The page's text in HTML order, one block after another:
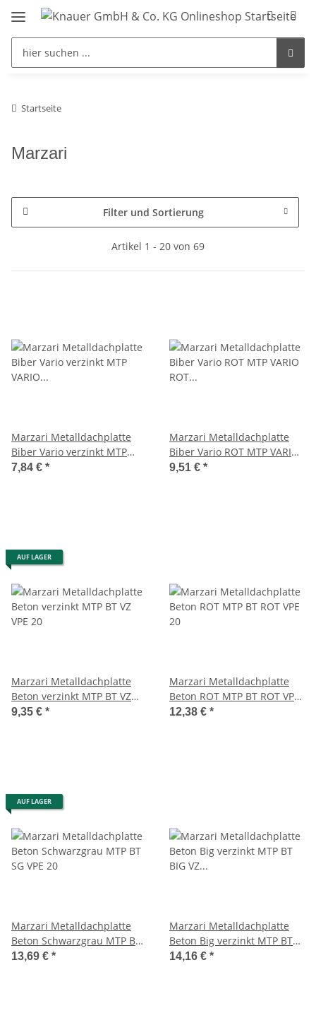
Startseite
Marzari
Filter und Sortierung
Artikel 1 - 20 von 69
Marzari Metalldachplatte
Biber Vario verzinkt MTP
VARIO VZ VPE 30
7,84 € *
Marzari Metalldachplatte
Biber Vario ROT MTP VARIO
ROT VPE 30
9,51 € *
AUF LAGER
Marzari Metalldachplatte
Beton verzinkt MTP BT VZ
VPE 20
9,35 € *
Marzari Metalldachplatte
Beton ROT MTP BT ROT VPE
20
12,38 € *
AUF LAGER
Marzari Metalldachplatte
Beton Schwarzgrau MTP BT
SG VPE 20
13,69 € *
Marzari Metalldachplatte
Beton Big verzinkt MTP BT
BIG VZ VPE 16
14,16 € *